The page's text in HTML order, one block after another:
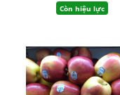
Còn hiệu lực